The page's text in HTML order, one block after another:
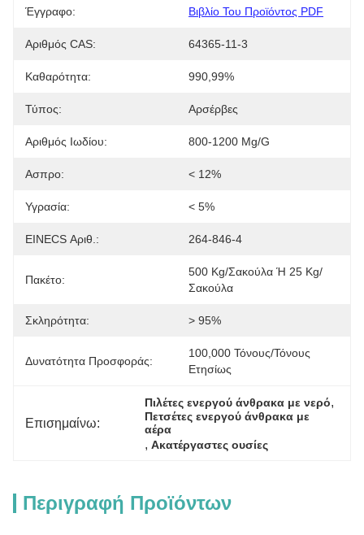
Έγγραφο: Βιβλίο Του Προϊόντος PDF
Αριθμός CAS: 64365-11-3
Καθαρότητα: 990,99%
Τύπος: Αρσέρβες
Αριθμός Ιωδίου: 800-1200 Mg/g
Ασπρο: < 12%
Υγρασία: < 5%
EINECS Αριθ.: 264-846-4
Πακέτο:
500 Kg/σακούλα Ή 25 Kg/
Σακούλα
Σκληρότητα: > 95%
Δυνατότητα Προσφοράς:
100,000 Τόνους/τόνους
Ετησίως
Επισημαίνω:
Πιλέτες ενεργού άνθρακα με νερό
Πετσέτες ενεργού άνθρακα με
αέρα
, Ακατέργαστες ουσίες
Περιγραφή Προϊόντων